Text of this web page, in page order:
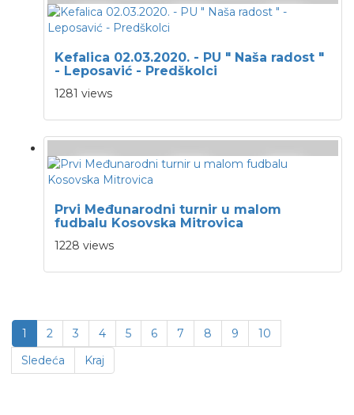
Kefalica 02.03.2020. - PU " Naša radost "
- Leposavić - Predškolci
1281 views
Prvi Međunarodni turnir u malom
fudbalu Kosovska Mitrovica
1228 views
1 2 3 4 5 6 7 8 9
10
Sledeća
Kraj